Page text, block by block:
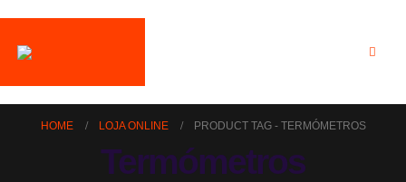
HOME LOJA ONLINE PRODUCT TAG - TERMÓMETROS
Termómetros